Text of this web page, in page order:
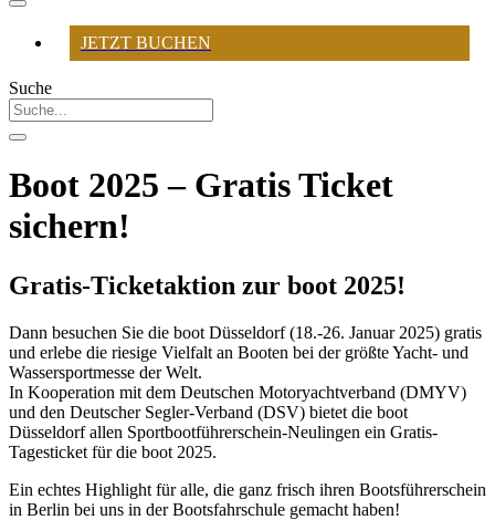
JETZT BUCHEN
Suche
Boot 2025 – Gratis Ticket
sichern!
Gratis-Ticketaktion zur boot 2025!
Dann besuchen Sie die boot Düsseldorf (18.-26. Januar 2025) gratis
und erlebe die riesige Vielfalt an Booten bei der größte Yacht- und
Wassersportmesse der Welt.
In Kooperation mit dem Deutschen Motoryachtverband (DMYV)
und den Deutscher Segler-Verband (DSV) bietet die boot
Düsseldorf allen Sportbootführerschein-Neulingen ein Gratis-
Tagesticket für die boot 2025.
Ein echtes Highlight für alle, die ganz frisch ihren Bootsführerschein
in Berlin bei uns in der Bootsfahrschule gemacht haben!